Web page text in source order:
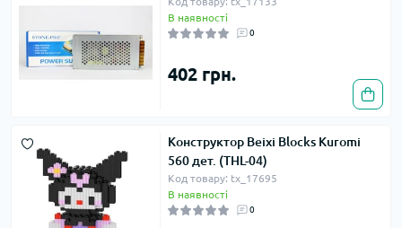
В наявності
0
402 грн.
Конструктор Beixi Blocks Kuromi
560 дет. (THL-04)
Код товару: tx_17695
В наявності
0